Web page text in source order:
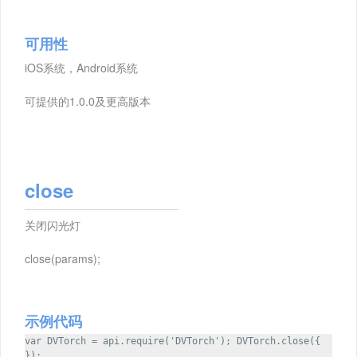
可用性
iOS系统，Android系统
可提供的1.0.0及更高版本
close
关闭闪光灯
close(params);
示例代码
var DVTorch = api.require('DVTorch'); DVTorch.close({